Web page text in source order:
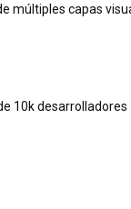
múltiples capas
10k desarrolladores